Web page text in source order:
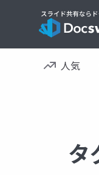
人気
タ